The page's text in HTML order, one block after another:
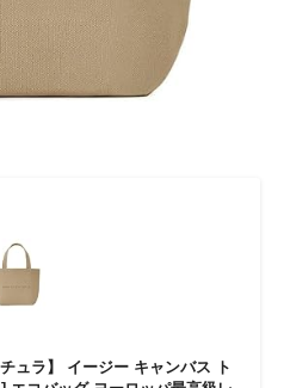
ュラ】 イージー キャンバス ト